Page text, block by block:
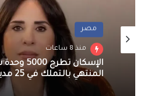
مصر
منذ 8 ساعات
الإسكان
المنتهي بالتملك في 25 مدينة
تقارير و تحقيقات
منذ 9 ساعات